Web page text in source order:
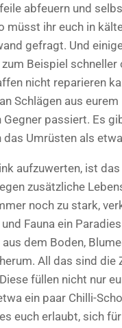
abfeuern und
müsst ihr euch in
gefragt. Und
Beispiel
nicht reparieren
Schlägen aus
passiert. Es
Umrüsten als
aufzuwerten, ist
zusätzliche
noch zu stark,
Fauna ein
dem Boden,
All das sind
füllen nicht nur
ein paar Chilli-
euch erlaubt, sich